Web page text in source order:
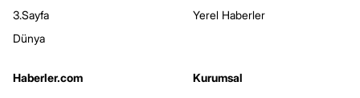
3.Sayfa
Dünya
Yerel Haberler
Haberler.com
Kurumsal